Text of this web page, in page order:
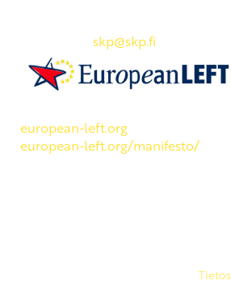
skp@skp.fi
european-left.org
european-left.org/manifesto/